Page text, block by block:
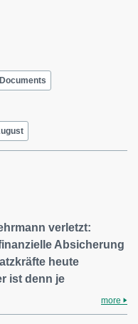
Documents
verletzt:
Absicherung
heute
ist denn je
more